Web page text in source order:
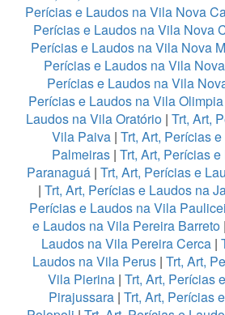
Perícias e Laudos na Vila Nova
Perícias e Laudos na Vila Nova
Perícias e Laudos na Vila Nova
Perícias e Laudos na Vila
Perícias e Laudos na Vila
Perícias e Laudos na Vila Olimpia
Laudos na Vila Oratório | Trt, Art,
Vila Paiva| Trt, Art, Perícias
Palmeiras | Trt, Art, Perícias
Paranaguá| Trt, Art, Perícias e
| Trt, Art, Perícias e Laudos na
Perícias e Laudos na Vila
e Laudos na Vila Pereira Barreto|
Laudos na Vila Pereira Cerca|
Laudos na Vila Perus| Trt, Art,
Vila Pierina| Trt, Art, Perícias
Pirajussara| Trt, Art, Perícias